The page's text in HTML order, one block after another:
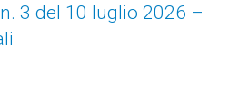
3 del 10 luglio 2026 –